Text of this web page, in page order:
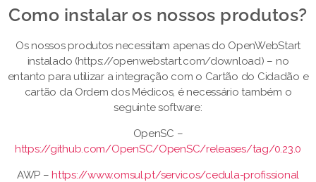
Como instalar os nossos produtos?​
Os nossos produtos necessitam apenas do OpenWebStart
instalado (https://openwebstart.com/download) – no
entanto para utilizar a integração com o Cartão do Cidadão e
cartão da Ordem dos Médicos, é necessário também o
seguinte software:
OpenSC –
https://github.com/OpenSC/OpenSC/releases/tag/0.23.0
AWP –https://www.omsul.pt/servicos/cedula-profissional